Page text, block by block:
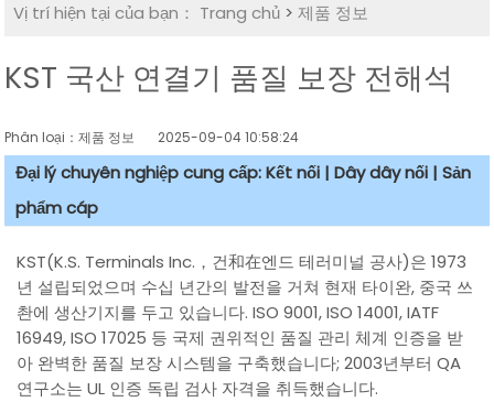
Vị trí hiện tại của bạn： Trang chủ >제품 정보
KST 국산 연결기 품질 보장 전해석
Phân loại：제품 정보 2025-09-04 10:58:24
Đại lý chuyên nghiệp cung cấp: Kết nối | Dây dây nối | Sản
phẩm cáp
KST(K.S. Terminals Inc.，건和在엔드 테러미널 공사)은 1973
년 설립되었으며 수십 년간의 발전을 거쳐 현재 타이완, 중국 쓰
촨에 생산기지를 두고 있습니다. ISO 9001, ISO 14001, IATF
16949, ISO 17025 등 국제 권위적인 품질 관리 체계 인증을 받
아 완벽한 품질 보장 시스템을 구축했습니다; 2003년부터 QA
연구소는 UL 인증 독립 검사 자격을 취득했습니다.